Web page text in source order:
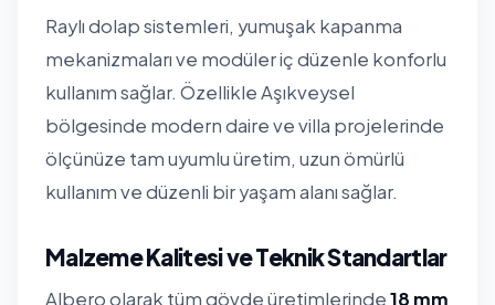
Raylı dolap sistemleri, yumuşak kapanma
mekanizmaları ve modüler iç düzenle konforlu
kullanım sağlar. Özellikle Aşıkveysel
bölgesinde modern daire ve villa projelerinde
ölçünüze tam uyumlu üretim, uzun ömürlü
kullanım ve düzenli bir yaşam alanı sağlar.
Malzeme Kalitesi ve Teknik Standartlar
Albero olarak tüm gövde üretimlerinde18 mm